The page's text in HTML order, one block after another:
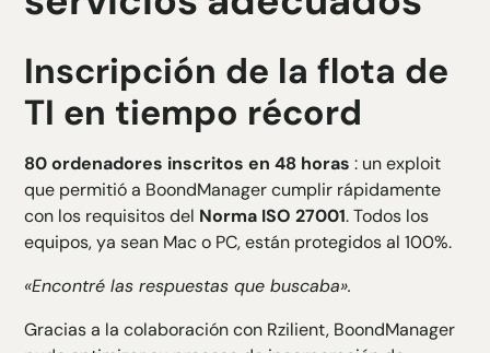
Inscripción de la flota de
TI en tiempo récord
80 ordenadores inscritos en 48 horas : un exploit
que permitió a BoondManager cumplir rápidamente
con los requisitos del Norma ISO 27001. Todos los
equipos, ya sean Mac o PC, están protegidos al 100%.
«Encontré las respuestas que buscaba».
Gracias a la colaboración con Rzilient, BoondManager